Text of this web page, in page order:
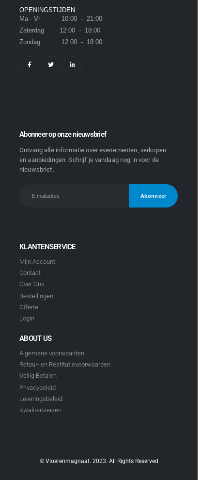
OPENINGSTIJDEN
Ma - Vr 10:00 - 21:00
Zaterdag 12:00 - 18:00
Zondag 12:00 - 18:00
Abonneer op onze nieuwsbrief
Ontvang alle informatie over evenementen, verkopen
en aanbiedingen. Schrijf je vandaag nog in voor de
nieuwsbrief.
KLANTENSERVICE
Mijn Account
Contact
Over Ons
Bestellingen
Offerte
Login
ABOUT US
Algemene voorwaarden
Retour- en Restitutievoorwaarden
Veilig Betalen
Privacybeleid
Leveringsbeleid
Kwaliteitseisen
© Vloerenmagnaat. 2023. All Rights Reserved